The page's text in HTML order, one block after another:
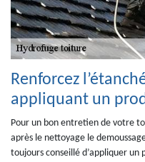
Renforcez
appliquant un
Pour un bon entretien de votre
après le nettoyage le
toujours conseillé d’appliquer